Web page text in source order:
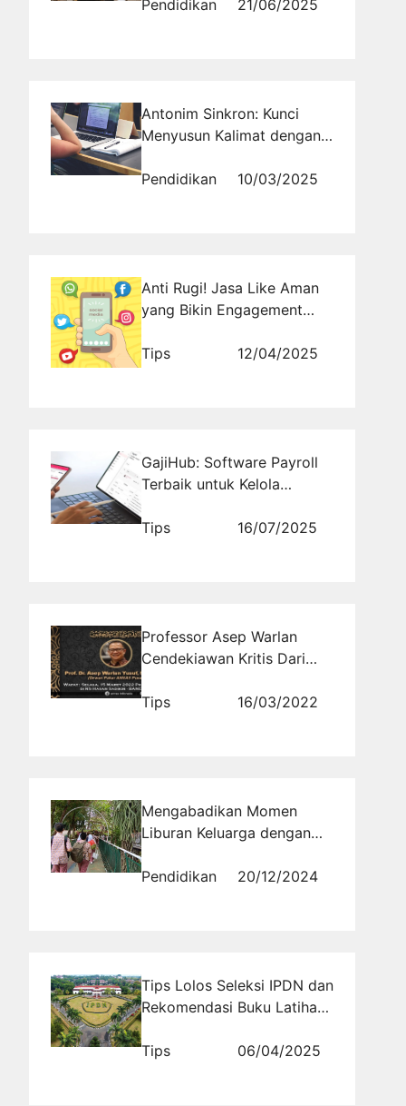
Optimal
Pendidikan 21/06/2025
Antonim Sinkron: Kunci
Menyusun Kalimat dengan
Pendidikan
10/03/2025
Anti Rugi! Jasa Like Aman
yang Bikin Engagement
Tips
12/04/2025
GajiHub: Software Payroll
Terbaik untuk Kelola
Tips
16/07/2025
Professor Asep Warlan
Cendekiawan Kritis Dari
Tips
16/03/2022
Mengabadikan Momen
Liburan Keluarga dengan
Pengalaman Tak Terlupakan
Pendidikan 20/12/2024
Tips Lolos Seleksi IPDN dan
Rekomendasi Buku Latihan
Tips
06/04/2025